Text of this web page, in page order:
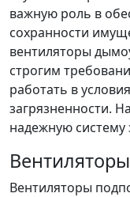
важную роль в
сохранности
вентиляторы
строгим
работать в
загрязненности.
надежную
Вентиляторы